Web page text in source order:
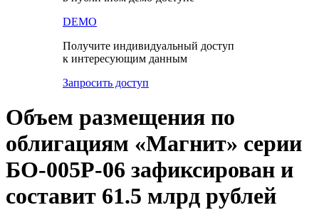
DEMO
Получите индивидуальный доступ
к интересующим данным
Запросить доступ
Объем размещения по
облигациям «Магнит» серии
БО-005Р-06 зафиксирован и
составит 61.5 млрд рублей